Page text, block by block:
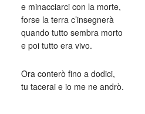
e minacciarci con la morte,
forse la terra c’insegnerà
quando tutto sembra morto
e poi tutto era vivo.
Ora conterò fino a dodici,
tu tacerai e io me ne andrò.